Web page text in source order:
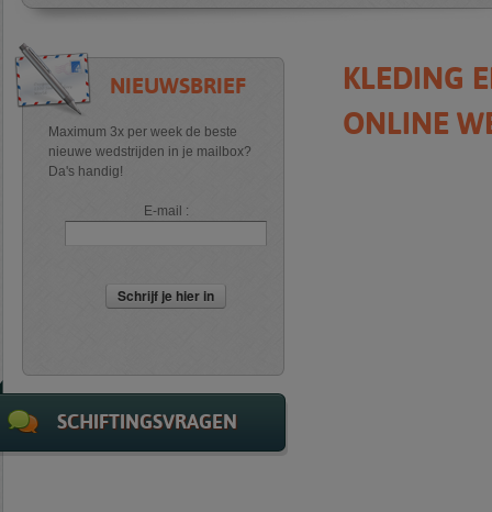
NIEUWSBRIEF
Maximum 3x per week de beste
nieuwe wedstrijden in je mailbox?
Da's handig!
E-mail :
Schrijf je hier in
SCHIFTINGSVRAGEN
KLEDING
ONLINE